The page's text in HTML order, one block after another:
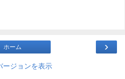
›
ホーム
ージョンを表示